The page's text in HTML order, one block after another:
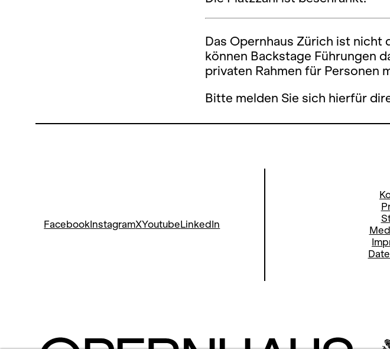
Das Opernhaus Zürich ist
können Backstage Führungen
privaten Rahmen für Personen
Bitte melden Sie sich hierfür
FacebookInstagramXYoutubeLinkedIn